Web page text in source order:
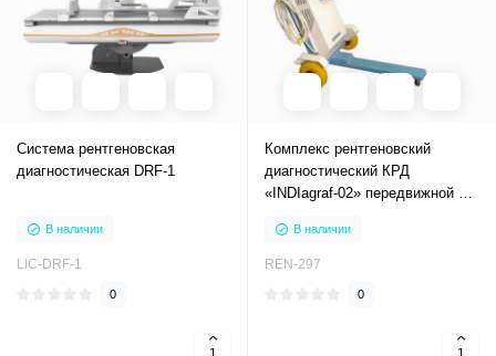
Система рентгеновская
диагностическая DRF-1
В наличии
LIC-DRF-1
0
Комплекс рентгеновский
диагностический КРД
«INDIagraf-02» передвижной 12
В наличии
REN-297
0